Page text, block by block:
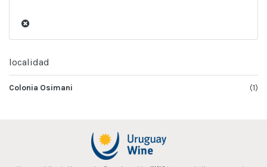
localidad
Colonia Osimani (1)